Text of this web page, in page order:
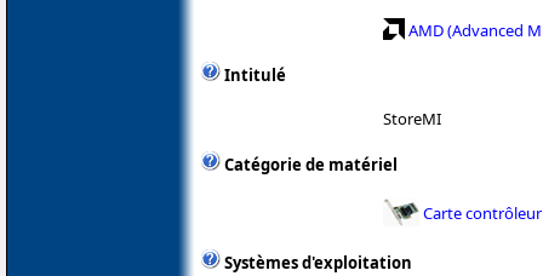
AMD (Advanced
Intitulé
StoreMI
Catégorie de matériel
Carte contrôleur
Systèmes d'exploitation